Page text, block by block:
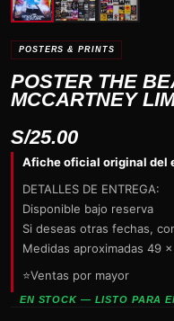
POSTERS & PRINTS
POSTER THE
MCCARTNEY
S/25.00
Afiche oficial original del
DETALLES DE ENTREGA:
Disponible bajo reserva
Si deseas otras fechas,
Medidas aproximadas 49
⭐Ventas por mayor
EN STOCK — LISTO PARA